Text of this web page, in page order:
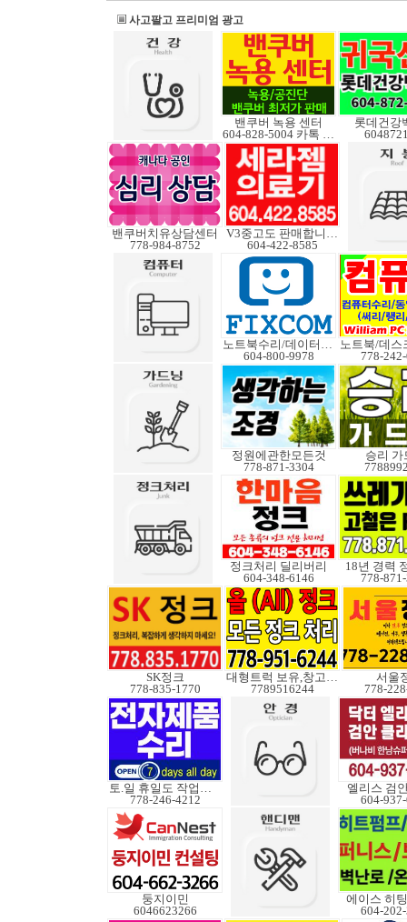
사고팔고 프리미엄 광고
밴쿠버 녹용 센터
604-828-5004 카톡 Elkcanada
롯데건강
밴쿠버치유상담센터
778-984-8752
V3중고도 판매합니다.
604-422-8585
노트북수리/데이터복구
604-800-9978
778-
정원에관한모든것
778-871-3304
승리 가
정크처리 딜리버리
604-348-6146
18년 경력
778-
SK정크
778-835-1770
대형트럭 보유,창고보관
7789516244
서울
778-
토.일 휴일도 작업가능
778-246-4212
엘리스 검
604-
둥지이민
6046623266
에이스 히
604-